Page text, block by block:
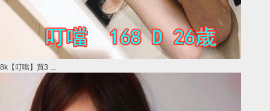
8k【叮噹】買3 ...